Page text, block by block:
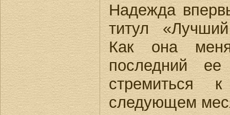
Надежда
титул
Как она
последний
стремиться
следующем